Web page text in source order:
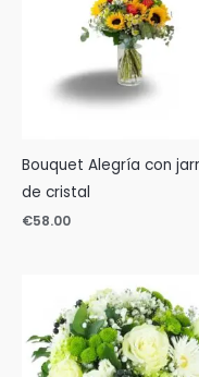
Bouquet Alegría con
de cristal
€58.00